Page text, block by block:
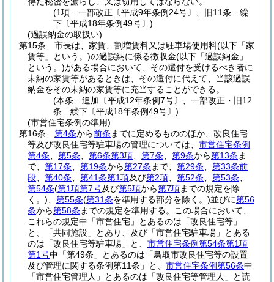
(1項…一部改正〔平成9年条例24号〕、旧11条…繰
下〔平成18年条例49号〕)
(過誤納金の取扱い)
第15条
市長は、家賃、割増賃料又は駐車場使用料(以下「家
賃等」という。)の過誤納に係る徴収金(以下「過誤納金」
という。)がある場合において、その還付を受けるべき者に
未納の家賃等があるときは、その還付に代えて、当該過誤
納金をその未納の家賃等に充当することができる。
(本条…追加〔平成12年条例7号〕、一部改正・旧12
条…繰下〔平成18年条例49号〕)
(市営住宅条例の準用)
第16条
第4条から前条 までに定めるもののほか、改良住宅
等及び改良住宅等駐車場の管理については、 市営住宅条例
第4条
第5条 第6条第3項 第7条 第9条から第13条 ま
で、 第17条 第19条から第27条 まで、 第29条
第33条前
段
第40条 第41条第1項及び第2項 第52条 第53条
第54条(第1項第7号及び第5項から第7項までの規定を除
く。)
第55条(第31条を準用する部分を除く。)並びに第56
条から第58条 までの規定を準用する。
この場合において、
これらの規定中「市営住宅」とあるのは「改良住宅等」
と、「共同施設」とあり、及び「市営住宅駐車場」とある
のは「改良住宅等駐車場」と、 市営住宅条例第54条第1項
第1号中「第49条」とあるのは「鳥取市改良住宅等の設置
及び管理に関する条例第11条」と、 市営住宅条例第56条中
「市営住宅管理人」とあるのは「改良住宅等管理人」と読